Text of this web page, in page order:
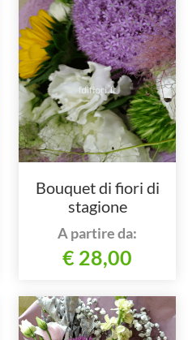
Bouquet di fiori di
stagione
A partire da:
€ 28,00